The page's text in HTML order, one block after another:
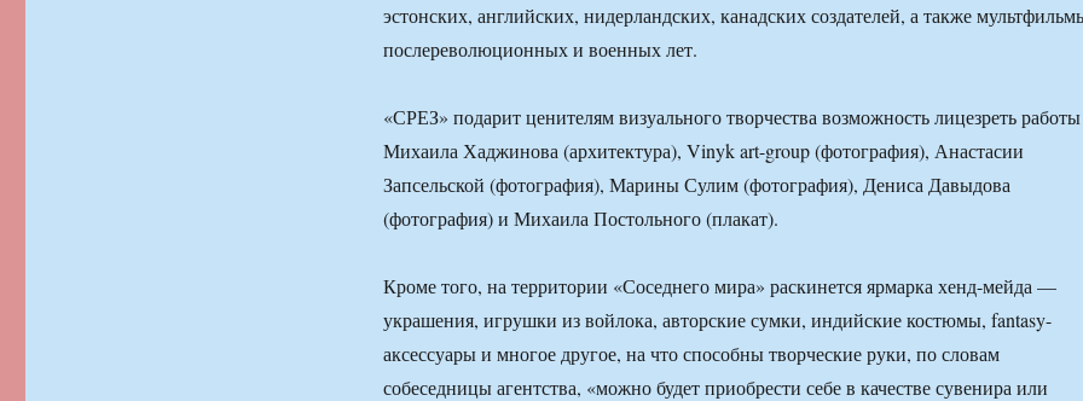
эстонских, английских, нидерландских, канадских создателей, а также
послереволюционных и военных лет.
«СРЕЗ» подарит ценителям визуального творчества возможность лицезреть работы
Михаила Хаджинова (архитектура), Vinyk art-group (фотография), Анастасии
Запсельской (фотография), Марины Сулим (фотография), Дениса Давыдова
(фотография) и Михаила Постольного (плакат).
Кроме того, на территории «Соседнего мира» раскинется ярмарка хенд-мейда —
украшения, игрушки из войлока, авторские сумки, индийские костюмы, fantasy-
аксессуары и многое другое, на что способны творческие руки, по словам
собеседницы агентства, «можно будет приобрести себе в качестве сувенира или